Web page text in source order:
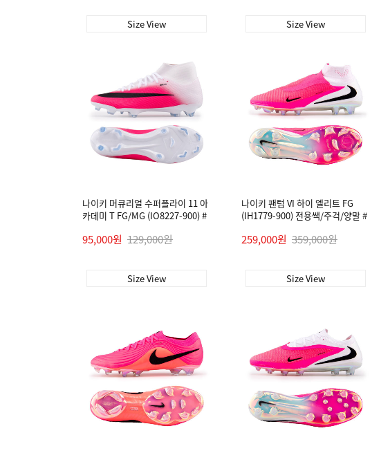
Size View Size View
나이키 머큐리얼 수퍼플라이 11 아
카데미 T FG/MG (IO8227-900) #
95,000원 129,000원
Size View
나이키 팬텀 VI 하이 엘리트 FG
(IH1779-900) 전용쌕/주걱/양말 #
259,000원 359,000원
Size View